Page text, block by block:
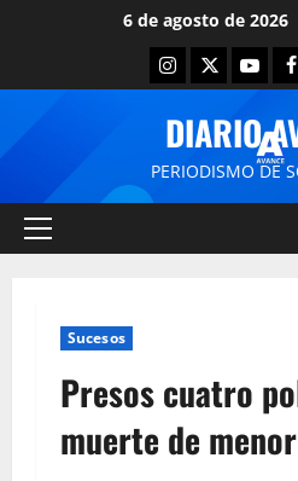
6 de agosto de 2026
DIARIO
PERIODISMO DE
Sucesos
Presos cuatro
muerte de menor